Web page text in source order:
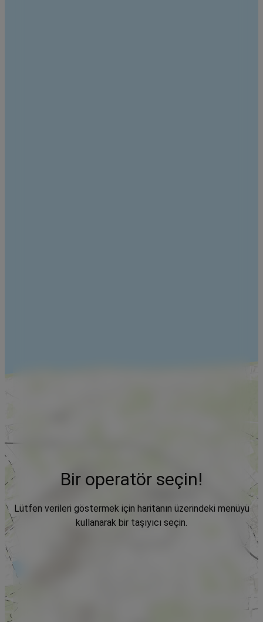
Bir operatör seçin!
Lütfen verileri göstermek için haritanın üzerindeki menüyü
kullanarak bir taşıyıcı seçin.